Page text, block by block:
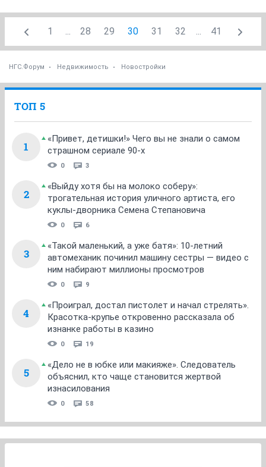
1 ... 28 29 30 31 32 ... 41
НГС.Форум Недвижимость Новостройки
ТОП 5
1
«Привет, детишки!» Чего вы не знали о самом
страшном сериале 90-х
0 3
2
«Выйду хотя бы на молоко соберу»:
трогательная история уличного артиста, его
куклы-дворника Семена Степановича
0 6
3
«Такой маленький, а уже батя»: 10-летний
автомеханик починил машину сестры — видео с
ним набирают миллионы просмотров
0 9
4
«Проиграл, достал пистолет и начал стрелять».
Красотка-крупье откровенно рассказала об
изнанке работы в казино
0 19
5
«Дело не в юбке или макияже». Следователь
объяснил, кто чаще становится жертвой
изнасилования
0 58